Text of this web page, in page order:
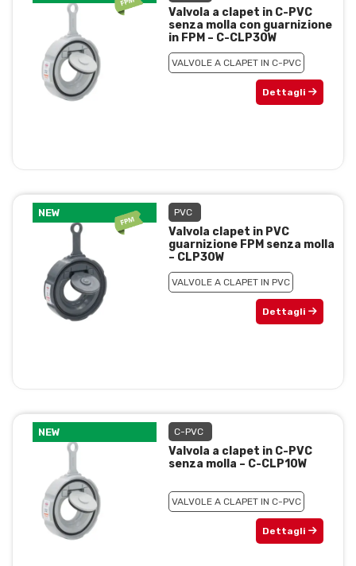
Valvola a clapet in C-PVC
senza molla con guarnizione
in FPM – C-CLP30W
VALVOLE A CLAPET IN C-PVC
Dettagli
NEW PVC
Valvola clapet in PVC
guarnizione FPM senza molla
– CLP30W
VALVOLE A CLAPET IN PVC
Dettagli
NEW C-PVC
Valvola a clapet in C-PVC
senza molla – C-CLP10W
VALVOLE A CLAPET IN C-PVC
Dettagli